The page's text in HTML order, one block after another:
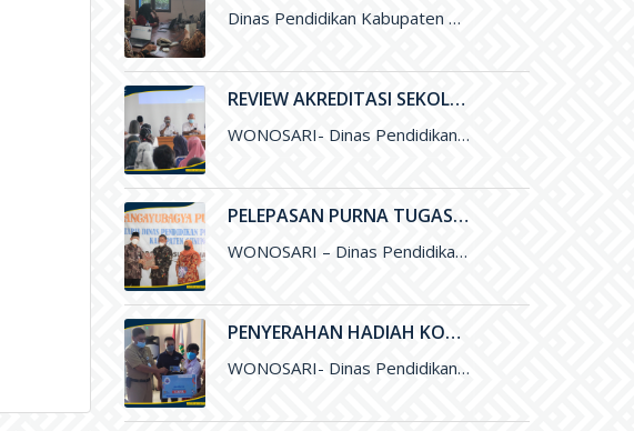
Dinas Pendidikan Kabupaten Gunungkidul melalui Subbag Perencanaan melakukan Sosialisasi Perubahan Anggaran Dana BOS menggunakan ARKAS Tahun 2022 melalui media Zoom
REVIEW AKREDITASI SEKOLAH
WONOSARI- Dinas Pendidikan, Pemuda, dan Olahraga (Disdikpora) Kabupaten Gunungkidul melalui Bidang Sekolah Menegah Pertama menyelenggarakan Review Akreditasi Sekolah. Kegiatan yang
PELEPASAN PURNA TUGAS BAPAK DRS. SUDYA MARSITA, M.M. SELAKU SEKRETARIS DISDIKPORA KABUPATEN GUNUNGKIDUL
WONOSARI – Dinas Pendidikan, Pemuda, dan Olahraga (Disdikpora) Kabupaten Gunungkidul menyelenggarakan kegiatan Pelepasan Purna Tugas Bapak Drs. Sudya Marsita, M.M
PENYERAHAN HADIAH KOMPETISI LITERASI DAN NUMERASI TINGKAT NASIONAL
WONOSARI- Dinas Pendidikan, Pemuda, dan Olahraga (Disdikpora) Kabupaten Gunungkidul bekerja sama dengan Pesona Edu, Bank BCA, dan Pabrik Minuman Hillo